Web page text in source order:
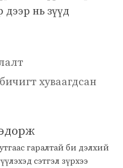
дээр нь зүүд
хуваагдсан
гаралтай би дэлхий
сэтгэл зүрхээ